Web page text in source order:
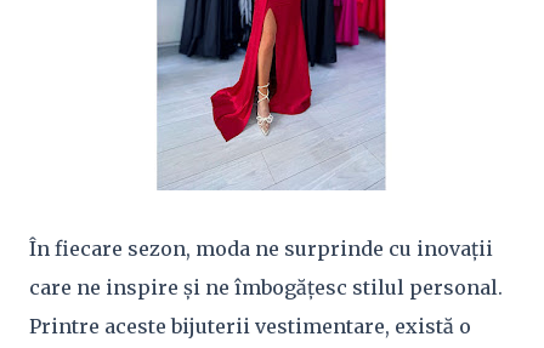
În fiecare sezon, moda ne surprinde cu inovații
care ne inspire și ne îmbogățesc stilul personal.
Printre aceste bijuterii vestimentare, există o